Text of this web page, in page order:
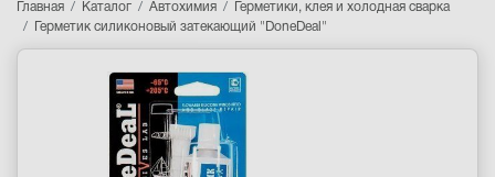
Каталог товаров
Главная Каталог Автохимия
Герметики, клея и холодная сварка
Герметик силиконовый затекающий "DoneDeal"